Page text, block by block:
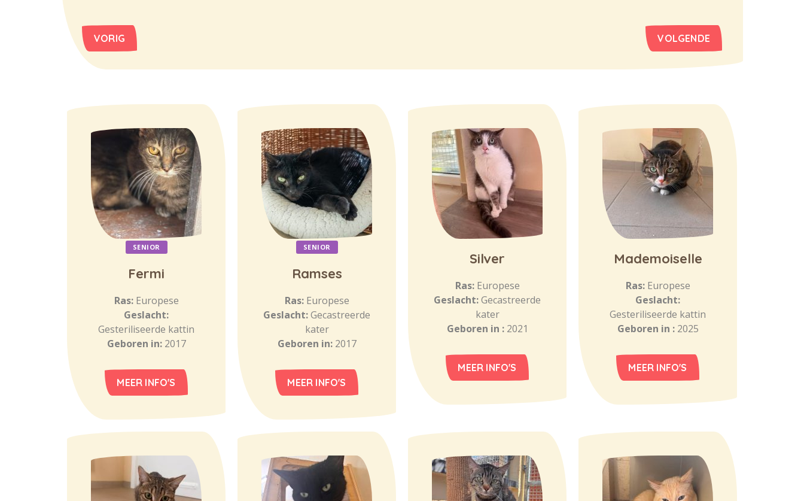
VORIG VOLGENDE
SENIOR
Fermi
Ras: Europese
Geslacht:
Gesteriliseerde kattin
Geboren in: 2017
MEER INFO'S
SENIOR
Ramses
Ras: Europese
Geslacht:Gecastreerde
kater
Geboren in: 2017
MEER INFO'S
Silver
Ras: Europese
Geslacht:Gecastreerde
kater
Geboren in : 2021
MEER INFO'S
Mademoiselle
Ras: Europese
Geslacht:
Gesteriliseerde kattin
Geboren in : 2025
MEER INFO'S